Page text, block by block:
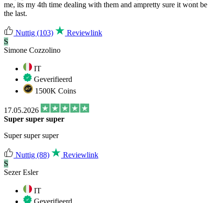
me, its my 4th time dealing with them and ampretty sure it wont be
the last.
Nuttig (103)
Reviewlink
S
Simone Cozzolino
IT
Geverifieerd
1500K Coins
17.05.2026
Super super super
Super super super
Nuttig (88)
Reviewlink
S
Sezer Esler
IT
Geverifieerd